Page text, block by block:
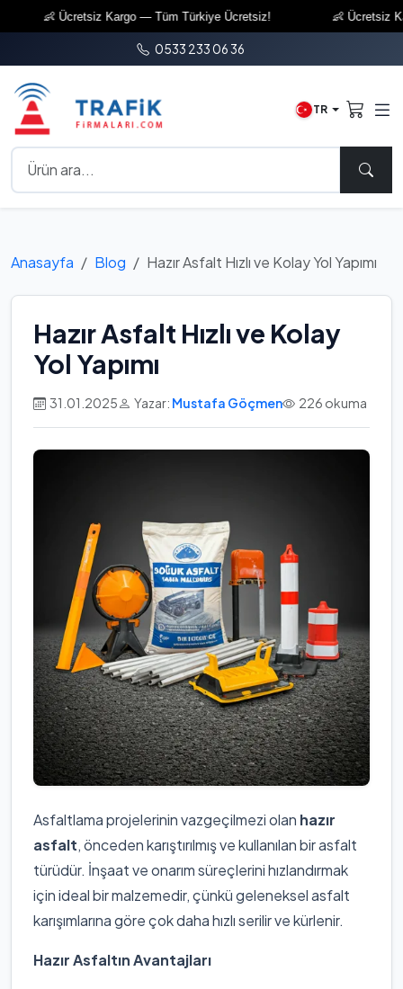
👶 Ücretsiz Kargo — Tüm Türkiye Ücretsiz! 👶 Ücretsiz
0533 233 06 36
TR
Anasayfa Blog Hazır Asfalt Hızlı ve Kolay Yol Yapımı
Hazır Asfalt Hızlı ve Kolay
Yol Yapımı
31.01.2025 Yazar: Mustafa Göçmen 226 okuma
Asfaltlama projelerinin vazgeçilmezi olan hazır
asfalt, önceden karıştırılmış ve kullanılan bir asfalt
türüdür. İnşaat ve onarım süreçlerini hızlandırmak
için ideal bir malzemedir, çünkü geleneksel asfalt
karışımlarına göre çok daha hızlı serilir ve kürlenir.
Hazır Asfaltın Avantajları